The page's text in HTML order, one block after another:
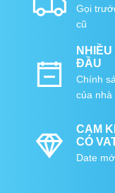
Gọi
cũ
ĐẦU
Chính
của nhà
CAM
CÓ
Date